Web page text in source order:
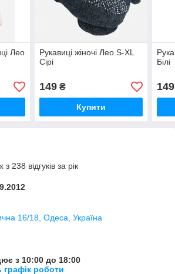
Лео
Рукавиці жіночі Лео S-XL
Сірі
149₴
Купити
Білі
149
238 відгуків за рік
16/18, Одеса, Україна
з 10:00 до 18:00
графік роботи